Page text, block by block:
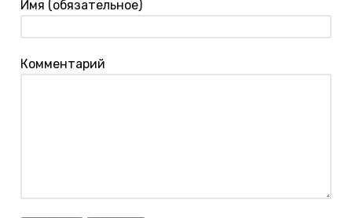
Имя (обязательное)
Комментарий